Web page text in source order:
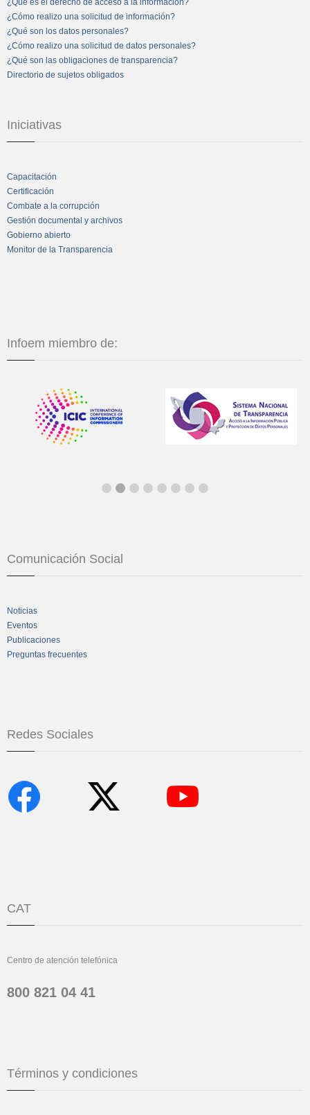
¿Cómo realizo una solicitud de información?
¿Qué son los datos personales?
¿Cómo realizo una solicitud de datos personales?
¿Qué son las obligaciones de transparencia?
Directorio de sujetos obligados
Iniciativas
Capacitación
Certificación
Combate a la corrupción
Gestión documental y archivos
Gobierno abierto
Monitor de la Transparencia
Infoem miembro de:
Comunicación Social
Noticias
Eventos
Publicaciones
Preguntas frecuentes
Redes Sociales
CAT
Centro de atención telefónica
800 821 04 41
Términos y condiciones